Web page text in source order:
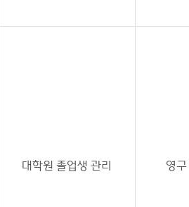
대학원 졸업생 관리 영구